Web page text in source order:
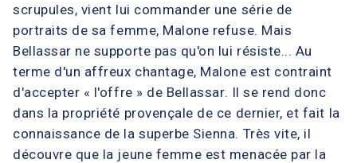
scrupules, vient lui commander une série de
portraits de sa femme, Malone refuse. Mais
Bellassar ne supporte pas qu'on lui résiste... Au
terme d'un affreux chantage, Malone est contraint
d'accepter « l'offre » de Bellassar. Il se rend donc
dans la propriété provençale de ce dernier, et fait la
connaissance de la superbe Sienna. Très vite, il
découvre que la jeune femme est menacée par la